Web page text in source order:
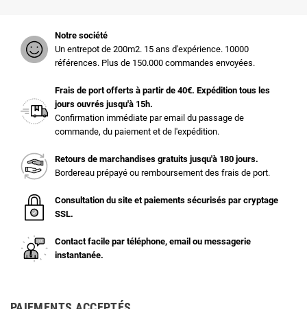
Notre société
Un entrepot de 200m2. 15 ans d'expérience. 10000
références. Plus de 150.000 commandes envoyées.
Frais de port offerts à partir de 40€. Expédition tous les
jours ouvrés jusqu'à 15h.
Confirmation immédiate par email du passage de
commande, du paiement et de l'expédition.
Retours de marchandises gratuits jusqu'à 180 jours.
Bordereau prépayé ou remboursement des frais de port.
Consultation du site et paiements sécurisés par cryptage
SSL.
Contact facile par téléphone, email ou messagerie
instantanée.